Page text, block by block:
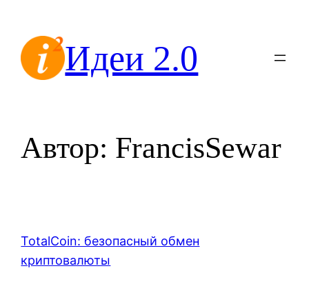
содержимомуИдеи 2.0
Автор: FrancisSewar
TotalCoin: безопасный обмен
криптовалюты